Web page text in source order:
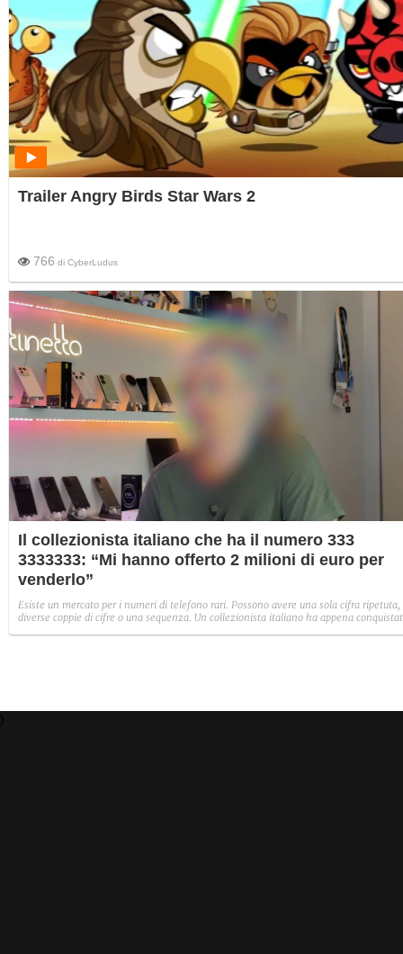
Trailer Angry Birds Star Wars 2
766 di CyberLudus
Il collezionista italiano che ha il numero 333
3333333: “Mi hanno offerto 2 milioni di euro per
venderlo”
Esiste un mercato per i numeri di telefono rari. Possono avere una sola cifra ripetuta,
diverse coppie di cifre o una sequenza. Un collezionista italiano ha appena